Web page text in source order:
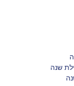
שנה